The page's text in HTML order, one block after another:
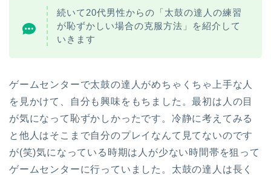
続いて20代男性からの「太鼓の達人の練習
が恥ずかしい場合の克服方法」を紹介して
いきます
ゲームセンターで太鼓の達人がめちゃくちゃ上手な人
を見かけて、自分も興味をもちました。最初は人の目
が気になって恥ずかしかったです。冷静に考えてみる
と他人はそこまで自分のプレイなんて見てないのです
が(笑)気になっている時期は人が少ない時間帯を狙って
ゲームセンターに行っていました。 太鼓の達人は長く